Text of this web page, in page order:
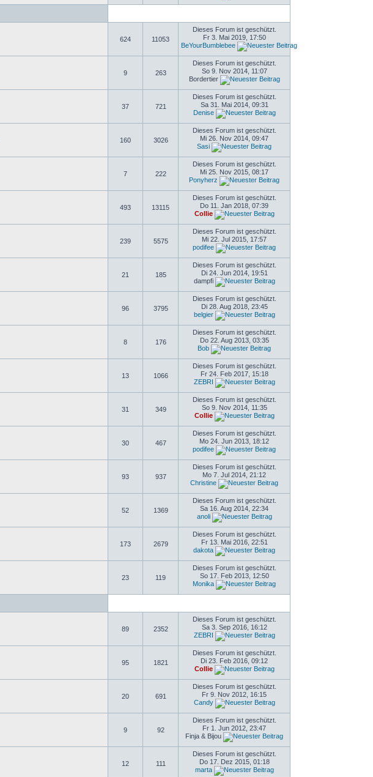
624 11053
Dieses Forum ist geschützt.
Fr 3. Mai 2019, 17:50
BeYourBumblebee
9 263
Dieses Forum ist geschützt.
So 9. Nov 2014, 11:07
Bordertier
37 721
Dieses Forum ist geschützt.
Sa 31. Mai 2014, 09:31
Denise
160 3026
Dieses Forum ist geschützt.
Mi 26. Nov 2014, 09:47
Sasi
7 222
Dieses Forum ist geschützt.
Mi 25. Nov 2015, 08:17
Ponyherz
493 13115
Dieses Forum ist geschützt.
Do 11. Jan 2018, 07:39
Collie
239 5575
Dieses Forum ist geschützt.
Mi 22. Jul 2015, 17:57
podifee
21 185
Dieses Forum ist geschützt.
Di 24. Jun 2014, 19:51
dampfi
96 3795
Dieses Forum ist geschützt.
Di 28. Aug 2018, 23:45
belgier
8 176
Dieses Forum ist geschützt.
Do 22. Aug 2013, 03:35
Bob
13 1066
Dieses Forum ist geschützt.
Fr 24. Feb 2017, 15:18
ZEBRI
31 349
Dieses Forum ist geschützt.
So 9. Nov 2014, 11:35
Collie
30 467
Dieses Forum ist geschützt.
Mo 24. Jun 2013, 18:12
podifee
93 937
Dieses Forum ist geschützt.
Mo 7. Jul 2014, 21:12
Christine
52 1369
Dieses Forum ist geschützt.
Sa 16. Aug 2014, 22:34
anoli
173 2679
Dieses Forum ist geschützt.
Fr 13. Mai 2016, 22:51
dakota
23 119
Dieses Forum ist geschützt.
So 17. Feb 2013, 12:50
Monika
89 2352
Dieses Forum ist geschützt.
Sa 3. Sep 2016, 16:12
ZEBRI
95 1821
Dieses Forum ist geschützt.
Di 23. Feb 2016, 09:12
Collie
20 691
Dieses Forum ist geschützt.
Fr 9. Nov 2012, 16:15
Candy
9 92
Dieses Forum ist geschützt.
Fr 1. Jun 2012, 23:47
Finja & Bijou
12 111
Dieses Forum ist geschützt.
Do 17. Dez 2015, 01:18
marta